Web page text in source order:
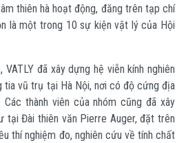
thiên hà hoạt động, đăng trên tạp chí
là một trong 10 sự kiện vật lý của Hội
đã xây dựng hệ viễn kính nghiên
vũ trụ tại Hà Nội, nơi có độ cứng địa
thành viên của nhóm cũng đã xây
tại Đài thiên văn Pierre Auger, đặt trên
thí nghiệm đo, nghiên cứu về tính chất